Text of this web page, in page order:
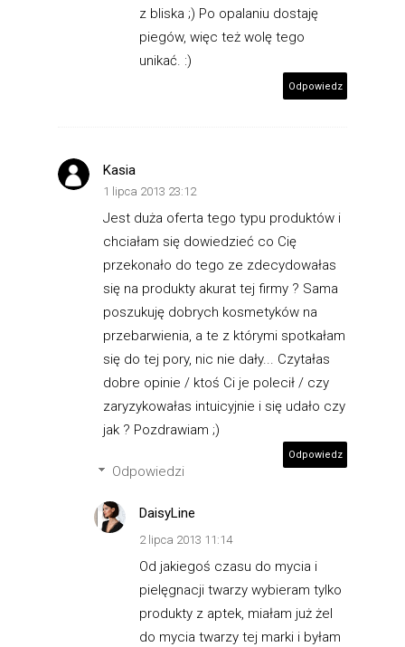
z bliska ;) Po opalaniu dostaję
piegów, więc też wolę tego
unikać. :)
Odpowiedz
Kasia
1 lipca 2013 23:12
Jest duża oferta tego typu produktów i
chciałam się dowiedzieć co Cię
przekonało do tego ze zdecydowałas
się na produkty akurat tej firmy ? Sama
poszukuję dobrych kosmetyków na
przebarwienia, a te z którymi spotkałam
się do tej pory, nic nie dały... Czytałas
dobre opinie / ktoś Ci je polecił / czy
zaryzykowałas intuicyjnie i się udało czy
jak ? Pozdrawiam ;)
Odpowiedz
Odpowiedzi
DaisyLine
2 lipca 2013 11:14
Od jakiegoś czasu do mycia i
pielęgnacji twarzy wybieram tylko
produkty z aptek, miałam już żel
do mycia twarzy tej marki i byłam